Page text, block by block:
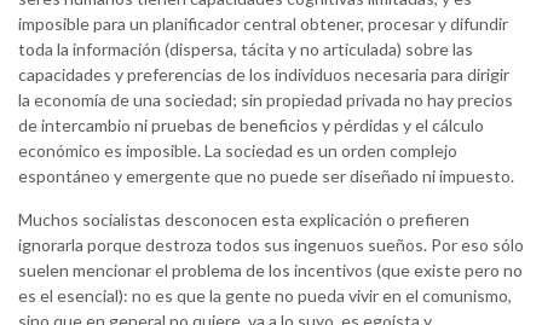
imposible para un planificador central obtener, procesar y difundir
toda la información (dispersa, tácita y no articulada) sobre las
capacidades y preferencias de los individuos necesaria para dirigir
la economía de una sociedad; sin propiedad privada no hay precios
de intercambio ni pruebas de beneficios y pérdidas y el cálculo
económico es imposible. La sociedad es un orden complejo
espontáneo y emergente que no puede ser diseñado ni impuesto.
Muchos socialistas desconocen esta explicación o prefieren
ignorarla porque destroza todos sus ingenuos sueños. Por eso sólo
suelen mencionar el problema de los incentivos (que existe pero no
es el esencial): no es que la gente no pueda vivir en el comunismo,